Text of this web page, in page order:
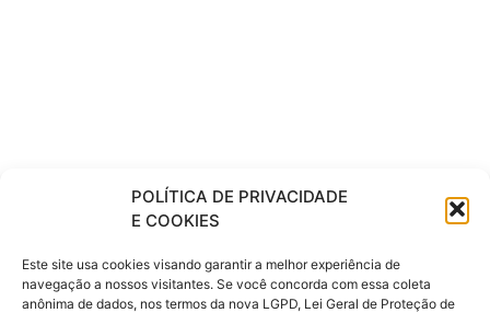
POLÍTICA DE PRIVACIDADE
E COOKIES
Este site usa cookies visando garantir a melhor experiência de
navegação a nossos visitantes. Se você concorda com essa coleta
anônima de dados, nos termos da nova LGPD, Lei Geral de Proteção de